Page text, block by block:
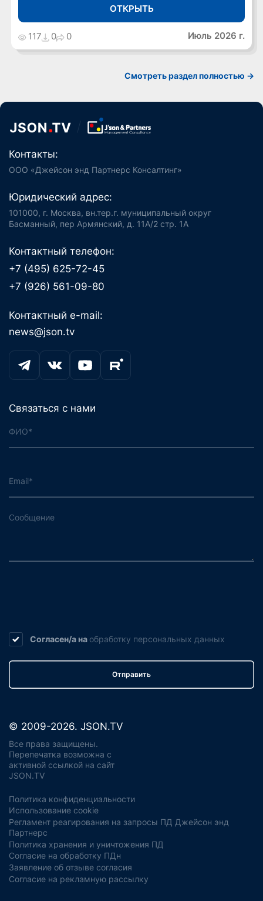
ОТКРЫТЬ
117 0 0 Июль 2026 г.
Cмотреть раздел полностью ->
Контакты:
ООО «Джейсон энд Партнерс Консалтинг»
Юридический адрес:
101000, г. Москва, вн.тер.г. муниципальный округ
Басманный, пер Армянский, д. 11А/2 стр. 1А
Контактный телефон:
+7 (495) 625-72-45
+7 (926) 561-09-80
Контактный e-mail:
news@json.tv
Связаться с нами
Согласен/а на обработку персональных данных
Отправить
© 2009-2026. JSON.TV
Все права защищены.
Перепечатка возможна с
активной ссылкой на сайт
JSON.TV
Политика конфиденциальности
Использование cookie
Регламент реагирования на запросы ПД Джейсон энд
Партнерс
Политика хранения и уничтожения ПД
Согласие на обработку ПДн
Заявление об отзыве согласия
Согласие на рекламную рассылку